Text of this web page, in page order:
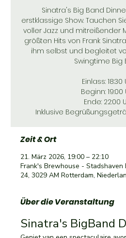
Sinatra's Big Band
erstklassige Show. Tauchen
voller Jazz und mitreißender
größten Hits von Frank
ihm selbst und begleitet
Swingtime Big
Einlass: 18:30
Beginn: 19:00
Ende: 22:00
Inklusive
Zeit & Ort
21. März 2026, 19:00 – 22:10
Frank's Brewhouse -
24, 3029 AM Rotterdam,
Über die Veranstaltung
Sinatra's BigBand